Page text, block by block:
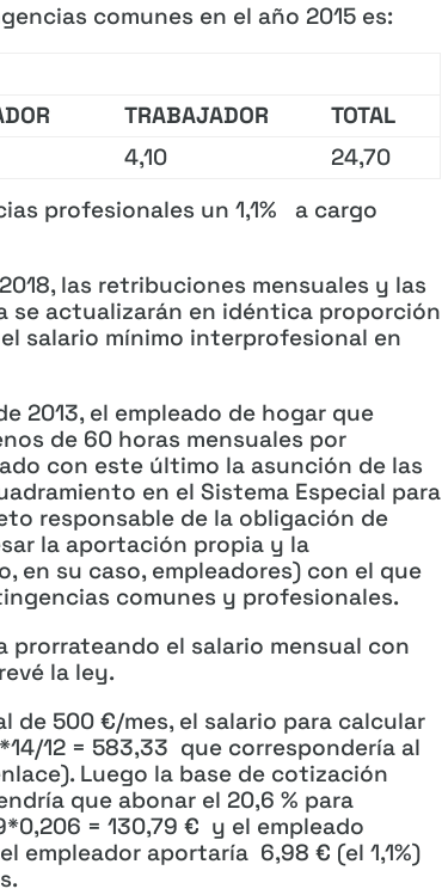
comunes en el año 2015 es:
TRABAJADOR
TOTAL
4,10
24,70
profesionales un 1,1% a cargo
las retribuciones mensuales y las
se actualizarán en idéntica proporción
salario mínimo interprofesional en
2013, el empleado de hogar que
de 60 horas mensuales por
con este último la asunción de las
en el Sistema Especial para
responsable de la obligación de
la aportación propia y la
en su caso, empleadores) con el que
comunes y profesionales.
prorrateando el salario mensual con
la ley.
de 500 €/mes, el salario para calcular
12 = 583,33 que correspondería al
Luego la base de cotización
que abonar el 20,6 % para
= 130,79 € y el empleado
empleador aportaría 6,98 € (el 1,1%)